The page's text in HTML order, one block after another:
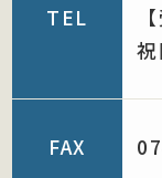
TEL
祝
FAX